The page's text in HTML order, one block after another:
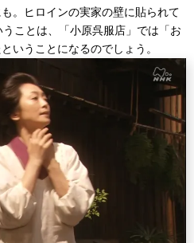
。ヒロインの実家の壁に貼られて
ことは、「小原呉服店」では「お
いうことになるのでしょう。